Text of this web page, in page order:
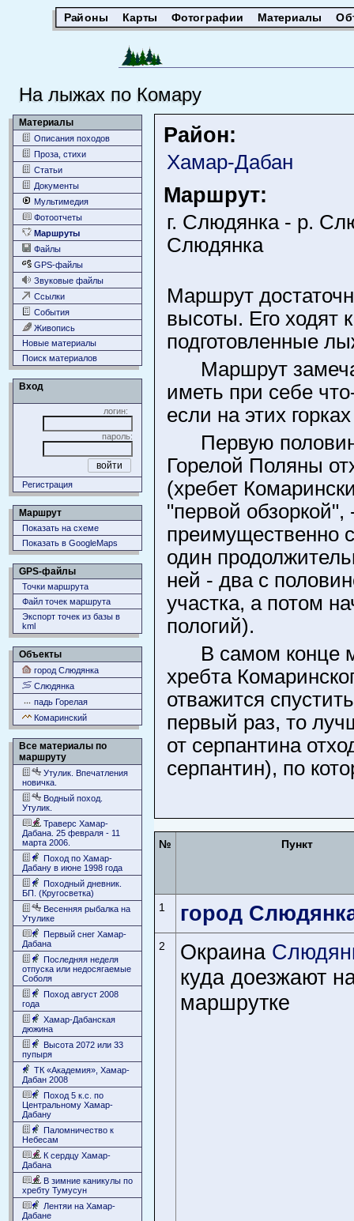
Районы Карты Фотографии Материалы
На лыжах по Комару
Материалы
Описания походов
Проза, стихи
Статьи
Документы
Мультимедия
Фотоотчеты
Маршруты
Файлы
GPS-файлы
Звуковые файлы
Ссылки
События
Живопись
Новые материалы
Поиск материалов
Вход
логин:
пароль:
Регистрация
Маршрут
Показать на схеме
Показать в GoogleMaps
GPS-файлы
Точки маршрута
Файл точек маршрута
Экспорт точек из базы в
kml
Объекты
город Слюдянка
Слюдянка
падь Горелая
Комаринский
Все материалы по
маршруту
Утулик. Впечатления
новичка.
Водный поход.
Утулик.
Траверс Хамар-
Дабана. 25 февраля - 11
марта 2006.
Поход по Хамар-
Дабану в июне 1998 года
Походный дневник.
БП. (Кругосветка)
Весенняя рыбалка на
Утулике
Первый снег Хамар-
Дабана
Последняя неделя
отпуска или недосягаемые
Соболя
Поход август 2008
года
Хамар-Дабанская
дюжина
Высота 2072 или 33
пупыря
ТК «Академия», Хамар-
Дабан 2008
Поход 5 к.с. по
Центральному Хамар-
Дабану
Паломничество к
Небесам
К сердцу Хамар-
Дабана
В зимние каникулы по
хребту Тумусун
Лентяи на Хамар-
Дабане
Район:
Хамар-Дабан
Маршрут:
г. Слюдянка - р.
Слюдянка
Маршрут
высоты. Его ходят
подготовленные
Маршрут
иметь при себе
если на этих
Первую
Горелой Поляны
(хребет
"первой
преимущественно
один
ней - два с
участка, а потом
пологий).
В самом конце
хребта
отважится
первый раз, то
от серпантина
серпантин), по
№ Пункт
1 город
2 Окраина
куда доезжают
маршрутке